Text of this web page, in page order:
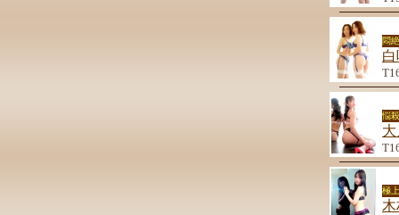
悶
悩
大
極